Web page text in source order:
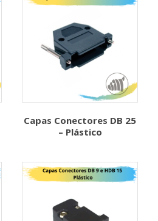
Capas Conectores DB 25
– Plástico